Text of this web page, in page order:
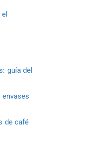
guía del
de café